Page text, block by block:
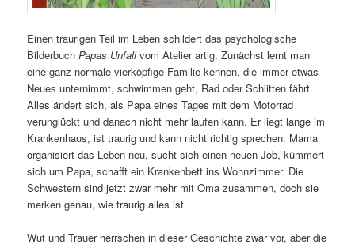
Einen traurigen Teil im Leben schildert das psychologische
BilderbuchPapas Unfallvom Atelier artig. Zunächst lernt man
eine ganz normale vierköpfige Familie kennen, die immer etwas
Neues unternimmt, schwimmen geht, Rad oder Schlitten fährt.
Alles ändert sich, als Papa eines Tages mit dem Motorrad
verunglückt und danach nicht mehr laufen kann. Er liegt lange im
Krankenhaus, ist traurig und kann nicht richtig sprechen. Mama
organisiert das Leben neu, sucht sich einen neuen Job, kümmert
sich um Papa, schafft ein Krankenbett ins Wohnzimmer. Die
Schwestern sind jetzt zwar mehr mit Oma zusammen, doch sie
merken genau, wie traurig alles ist.
Wut und Trauer herrschen in dieser Geschichte zwar vor, aber die